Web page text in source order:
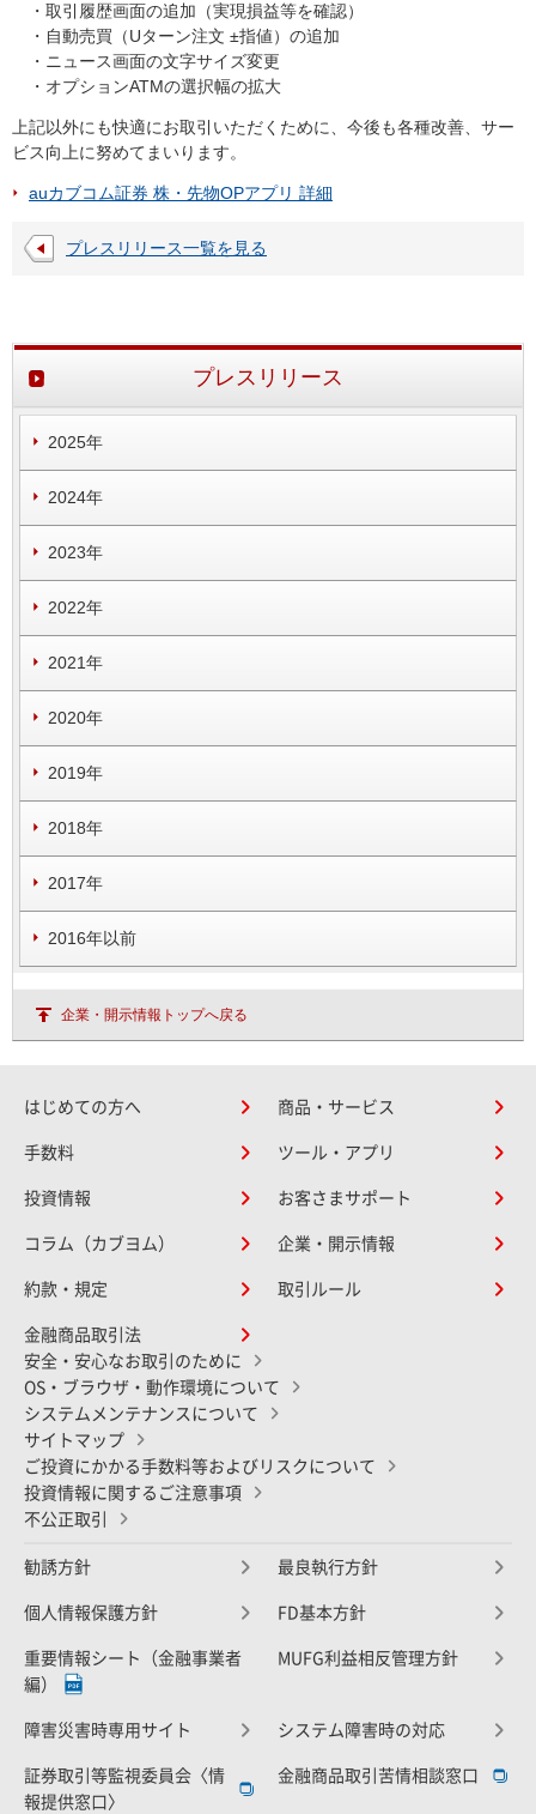
・取引履歴画面の追加（実現損益等を確認）
・自動売買（Uターン注文 ±指値）の追加
・ニュース画面の文字サイズ変更
・オプションATMの選択幅の拡大
上記以外にも快適にお取引いただくために、今後も各種改善、サー
ビス向上に努めてまいります。
auカブコム証券 株・先物OPアプリ 詳細
プレスリリース一覧を見る
プレスリリース
2025年
2024年
2023年
2022年
2021年
2020年
2019年
2018年
2017年
2016年以前
企業・開示情報トップへ戻る
はじめての方へ 商品・サービス
手数料 ツール・アプリ
投資情報 お客さまサポート
コラム（カブヨム） 企業・開示情報
約款・規定 取引ルール
金融商品取引法
安全・安心なお取引のために
OS・ブラウザ・動作環境について
システムメンテナンスについて
サイトマップ
ご投資にかかる手数料等およびリスクについて
投資情報に関するご注意事項
不公正取引
勧誘方針 最良執行方針
個人情報保護方針 FD基本方針
重要情報シート（金融事業者
編）
MUFG利益相反管理方針
障害災害時専用サイト システム障害時の対応
証券取引等監視委員会〈情
報提供窓口〉
金融商品取引苦情相談窓口